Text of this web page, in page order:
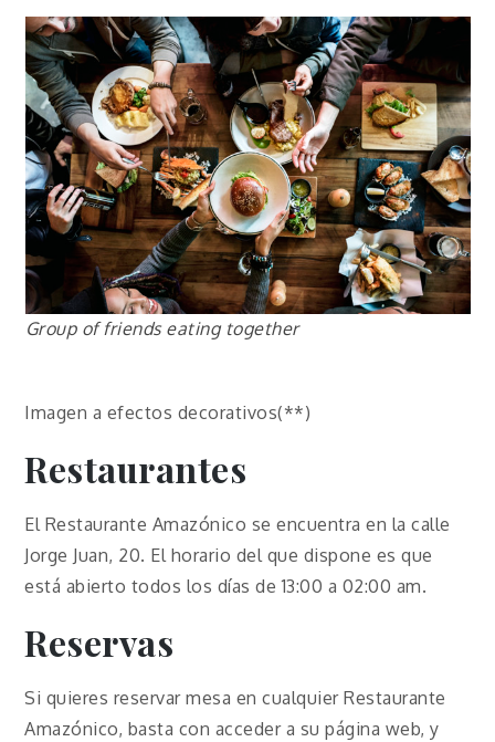
Group of friends eating together
Imagen a efectos decorativos(**)
Restaurantes
El Restaurante Amazónico se encuentra en la calle
Jorge Juan, 20. El horario del que dispone es que
está abierto todos los días de 13:00 a 02:00 am.
Reservas
Si quieres reservar mesa en cualquier Restaurante
Amazónico, basta con acceder a su página web, y